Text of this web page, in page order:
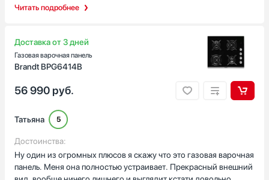
Германия
Евросоюз
Показать все
Гарантия, мес
Читать подробнее
никаких. Все в целом нас устраивает, видели и дороже. Но
классно! А так, очень довольны тем что се таки приобрели и
Доставка от 3 дней
Газовая варочная панель
Brandt BPG6414B
56 990 руб.
Татьяна 5
Достоинства:
Ну один из огромных плюсов я скажу что это газовая варочная
панель. Меня она полностью устраивает. Прекрасный внешний